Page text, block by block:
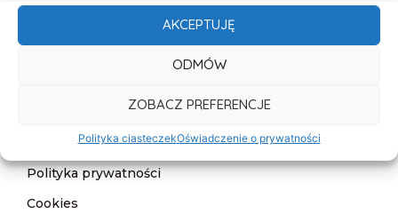
AKCEPTUJĘ
ODMÓW
ZOBACZ PREFERENCJE
Polityka ciasteczekOświadczenie o prywatności
Kontakt
Deklaracja dostępności
Klauzula informacyjna
Polityka prywatności
Cookies